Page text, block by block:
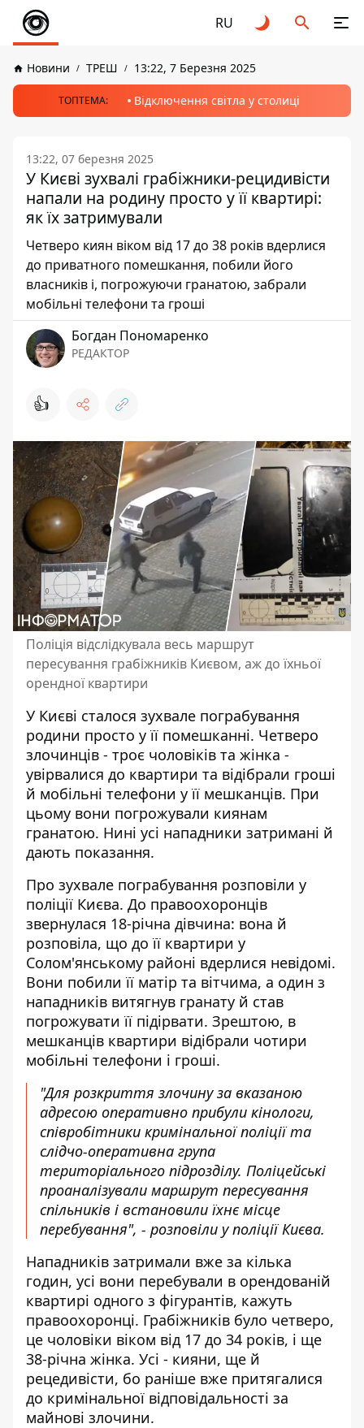
RU
Новини ТРЕШ 13:22, 7 Березня 2025
ТОПТЕМА: Відключення світла у столиці
13:22, 07 березня 2025
У Києві зухвалі грабіжники-рецидивісти
напали на родину просто у її квартирі:
як їх затримували
Четверо киян віком від 17 до 38 років вдерлися
до приватного помешкання, побили його
власників і, погрожуючи гранатою, забрали
мобільні телефони та гроші
Богдан Пономаренко
РЕДАКТОР
👍
Поліція відслідкувала весь маршрут
пересування грабіжників Києвом, аж до їхньої
орендної квартири
У Києві сталося зухвале пограбування
родини просто у її помешканні. Четверо
злочинців - троє чоловіків та жінка -
увірвалися до квартири та відібрали гроші
й мобільні телефони у її мешканців. При
цьому вони погрожували киянам
гранатою. Нині усі нападники затримані й
дають показання.
Про зухвале пограбування розповіли у
поліції Києва. До правоохоронців
звернулася 18-річна дівчина: вона й
розповіла, що до її квартири у
Солом'янському районі вдерлися невідомі.
Вони побили її матір та вітчима, а один з
нападників витягнув гранату й став
погрожувати її підірвати. Зрештою, в
мешканців квартири відібрали чотири
мобільні телефони і гроші.
"Для розкриття злочину за вказаною
адресою оперативно прибули кінологи,
співробітники кримінальної поліції та
слідчо-оперативна група
територіального підрозділу. Поліцейські
проаналізували маршрут пересування
спільників і встановили їхнє місце
перебування", - розповіли у поліції Києва.
Нападників затримали вже за кілька
годин, усі вони перебували в орендованій
квартирі одного з фігурантів, кажуть
правоохоронці. Грабіжників було четверо,
це чоловіки віком від 17 до 34 років, і ще
38-річна жінка. Усі - кияни, ще й
рецедивісти, бо раніше вже притягалися
до кримінальної відповідальності за
майнові злочини.